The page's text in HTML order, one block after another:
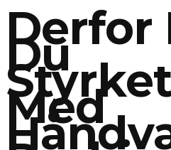
Derfor
Du
Med